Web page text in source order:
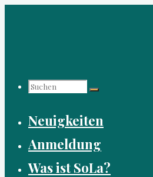
Suchen
nach:
Neuigkeiten
Anmeldung
Was ist SoLa?